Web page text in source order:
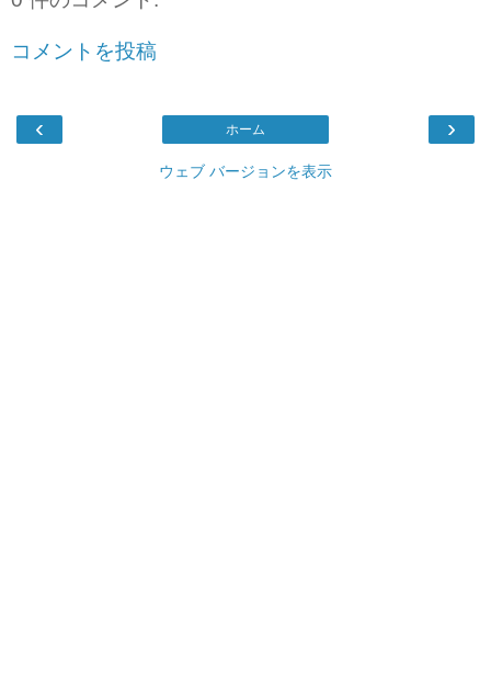
コメントを投稿
‹ ›
ホーム
ウェブ バージョンを表示